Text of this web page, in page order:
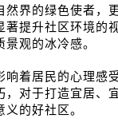
界的绿色使者，
提升社区环境的
观的冰冷感。
着居民的心理感
对于打造宜居、
的好社区。